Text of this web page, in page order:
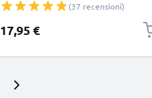
SE filo di 1m cavetto dati & ricarica
in bianco per cellulare
(37 recensioni)
17,95 €